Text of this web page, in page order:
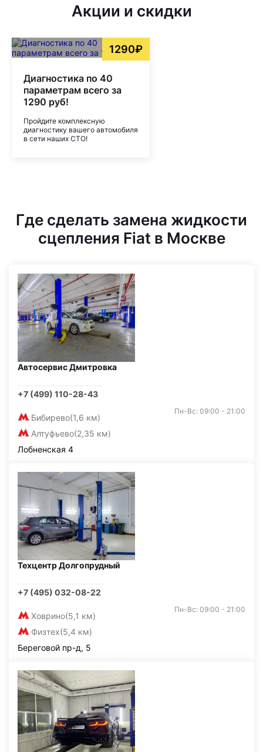
Акции и скидки
1290₽
Диагностика по 40
параметрам всего за
1290 руб!
Пройдите комплексную
диагностику вашего автомобиля
в сети наших СТО!
Где сделать замена жидкости
сцепления Fiat в Москве
Автосервис Дмитровка
+7 (499) 110-28-43
Бибирево(1,6 км)
Алтуфьево(2,35 км)
Пн-Вс: 09:00 - 21:00
Лобненская 4
Техцентр Долгопрудный
+7 (495) 032-08-22
Ховрино(5,1 км)
Физтех(5,4 км)
Пн-Вс: 09:00 - 21:00
Береговой пр-д, 5